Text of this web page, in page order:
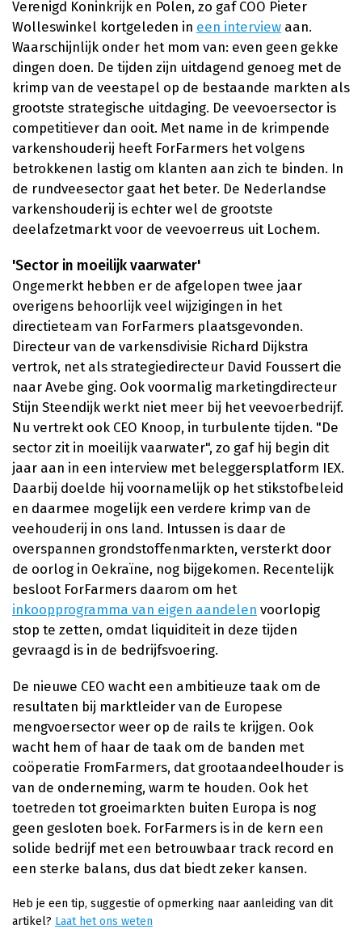
Verenigd Koninkrijk en Polen, zo gaf COO Pieter
Wolleswinkel kortgeleden in een interview aan.
Waarschijnlijk onder het mom van: even geen gekke
dingen doen. De tijden zijn uitdagend genoeg met de
krimp van de veestapel op de bestaande markten als
grootste strategische uitdaging. De veevoersector is
competitiever dan ooit. Met name in de krimpende
varkenshouderij heeft ForFarmers het volgens
betrokkenen lastig om klanten aan zich te binden. In
de rundveesector gaat het beter. De Nederlandse
varkenshouderij is echter wel de grootste
deelafzetmarkt voor de veevoerreus uit Lochem.
'Sector in moeilijk vaarwater'
Ongemerkt hebben er de afgelopen twee jaar
overigens behoorlijk veel wijzigingen in het
directieteam van ForFarmers plaatsgevonden.
Directeur van de varkensdivisie Richard Dijkstra
vertrok, net als strategiedirecteur David Foussert die
naar Avebe ging. Ook voormalig marketingdirecteur
Stijn Steendijk werkt niet meer bij het veevoerbedrijf.
Nu vertrekt ook CEO Knoop, in turbulente tijden. "De
sector zit in moeilijk vaarwater", zo gaf hij begin dit
jaar aan in een interview met beleggersplatform IEX.
Daarbij doelde hij voornamelijk op het stikstofbeleid
en daarmee mogelijk een verdere krimp van de
veehouderij in ons land. Intussen is daar de
overspannen grondstoffenmarkten, versterkt door
de oorlog in Oekraïne, nog bijgekomen. Recentelijk
besloot ForFarmers daarom om het
inkoopprogramma van eigen aandelen voorlopig
stop te zetten, omdat liquiditeit in deze tijden
gevraagd is in de bedrijfsvoering.
De nieuwe CEO wacht een ambitieuze taak om de
resultaten bij marktleider van de Europese
mengvoersector weer op de rails te krijgen. Ook
wacht hem of haar de taak om de banden met
coöperatie FromFarmers, dat grootaandeelhouder is
van de onderneming, warm te houden. Ook het
toetreden tot groeimarkten buiten Europa is nog
geen gesloten boek. ForFarmers is in de kern een
solide bedrijf met een betrouwbaar track record en
een sterke balans, dus dat biedt zeker kansen.
Heb je een tip, suggestie of opmerking naar aanleiding van dit
artikel? Laat het ons weten